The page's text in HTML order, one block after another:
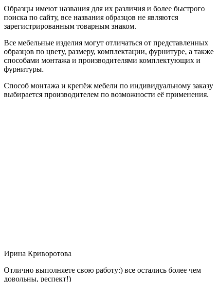
Образцы имеют названия для их различия и более быстрого
поиска по сайту, все названия образцов не являются
зарегистрированным товарным знаком.
Все мебельные изделия могут отличаться от представленных
образцов по цвету, размеру, комплектации, фурнитуре, а также
способами монтажа и производителями комплектующих и
фурнитуры.
Способ монтажа и крепёж мебели по индивидуальному заказу
выбирается производителем по возможности её применения.
Ирина Криворотова
Отлично выполняете свою работу:) все остались более чем
довольны, респект!)